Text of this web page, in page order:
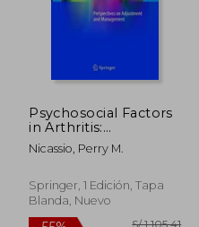
Psychosocial Factors
in Arthritis:
Perspectives on
Adjustment and
Inglés)
Nicassio, Perry M.
Springer, 1 Edición, Tapa
Blanda, Nuevo